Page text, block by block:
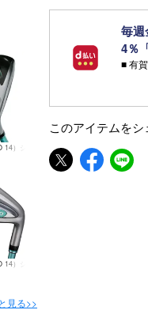
）シ
）シ
見る>>
毎
4％
■ キャ
注意事
・有
このアイテムをシ